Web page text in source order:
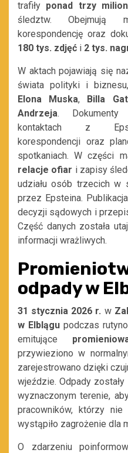
trafiły ponad trzy
śledztw. Obejmują
korespondencję oraz
180 tys. zdjęć i 2 tys.
W aktach pojawiają się
świata polityki i
Elona Muska, Billa
Andrzeja. Dokumenty
kontaktach z
korespondencji oraz
spotkaniach. W części
relacje ofiar i zapisy
udziału osób trzecich w
przez Epsteina.
decyzji sądowych i
Część danych została
informacji wrażliwych.
odpady w
31 stycznia 2026 r. w
w Elblągupodczas
emitujące
przywieziono w
zarejestrowano dzięki
wjeździe. Odpady
wyznaczonym terenie,
pracowników, którzy
wystąpiło zagrożenie dla
O zdarzeniu